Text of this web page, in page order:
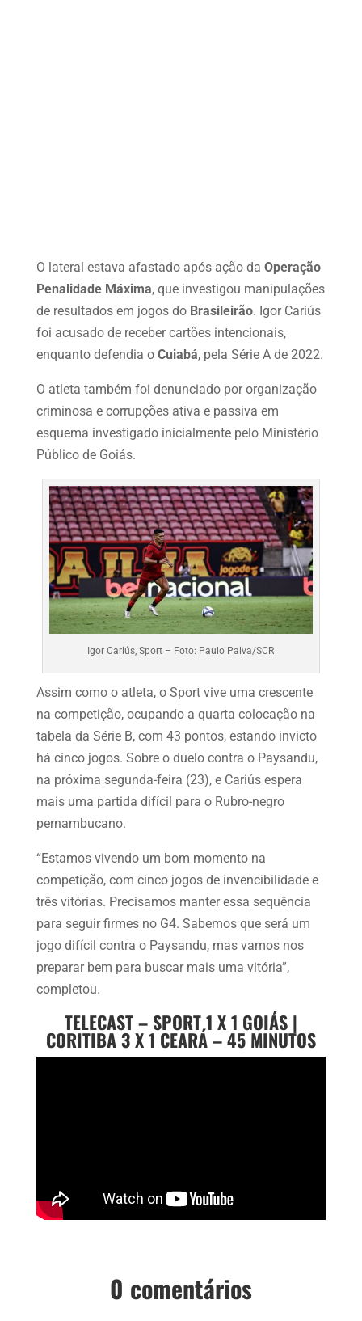
O lateral estava afastado após ação da Operação
Penalidade Máxima, que investigou manipulações
de resultados em jogos do Brasileirão. Igor Cariús
foi acusado de receber cartões intencionais,
enquanto defendia o Cuiabá, pela Série A de 2022.
O atleta também foi denunciado por organização
criminosa e corrupções ativa e passiva em
esquema investigado inicialmente pelo Ministério
Público de Goiás.
Igor Cariús, Sport – Foto: Paulo Paiva/SCR
Assim como o atleta, o Sport vive uma crescente
na competição, ocupando a quarta colocação na
tabela da Série B, com 43 pontos, estando invicto
há cinco jogos. Sobre o duelo contra o Paysandu,
na próxima segunda-feira (23), e Cariús espera
mais uma partida difícil para o Rubro-negro
pernambucano.
“Estamos vivendo um bom momento na
competição, com cinco jogos de invencibilidade e
três vitórias. Precisamos manter essa sequência
para seguir firmes no G4. Sabemos que será um
jogo difícil contra o Paysandu, mas vamos nos
preparar bem para buscar mais uma vitória”,
completou.
TELECAST – SPORT 1 X 1 GOIÁS |
CORITIBA 3 X 1 CEARÁ – 45 MINUTOS
0 comentários